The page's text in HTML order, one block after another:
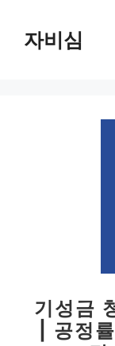
자비심
기성금
| 공정